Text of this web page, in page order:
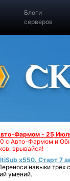
Блоги
серверов
Фармом - 25
с Авто-Фармом и
врывайся!
x550. Старт 7
навыки трёх
умений.